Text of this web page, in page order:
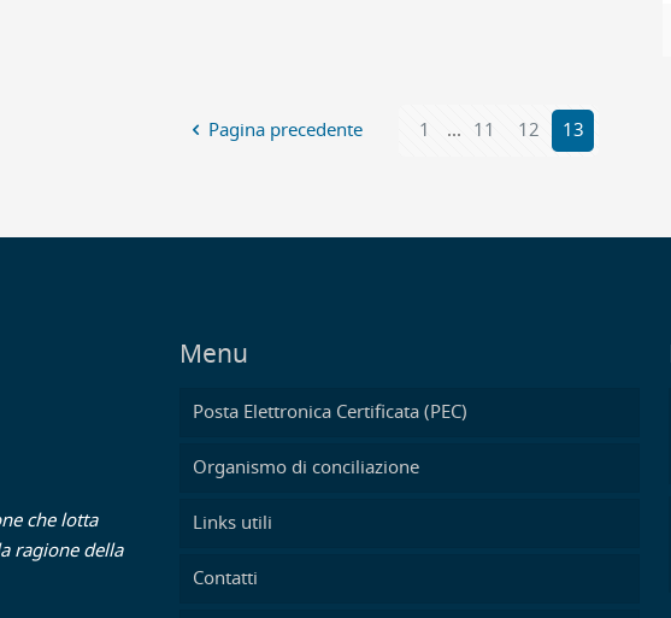
Pagina precedente 1 ... 11 12 13
che lotta
ragione della
Menu
Posta Elettronica Certificata (PEC)
Organismo di conciliazione
Links utili
Contatti